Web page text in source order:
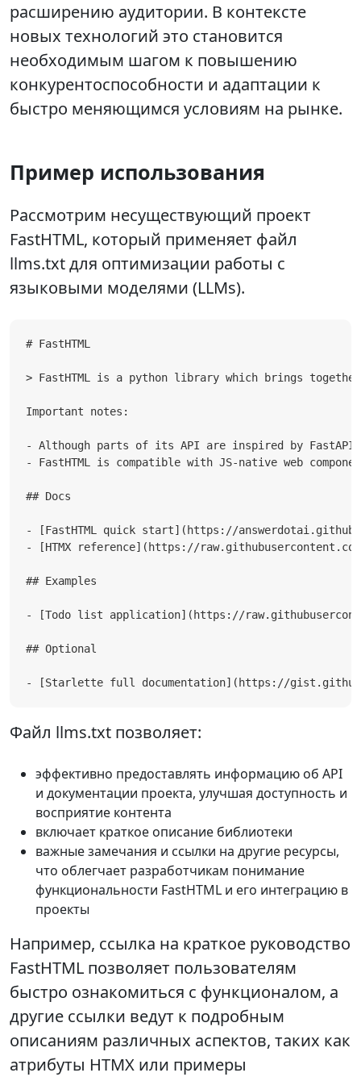
расширению аудитории. В контексте
новых технологий это становится
необходимым шагом к повышению
конкурентоспособности и адаптации к
быстро меняющимся условиям на рынке.
Пример использования
Рассмотрим несуществующий проект
FastHTML, который применяет файл
llms.txt для оптимизации работы с
языковыми моделями (LLMs).
# FastHTML
> FastHTML is a python library which brings
Important notes:
- Although parts of its API are inspired by
- FastHTML is compatible with JS-native web
## Docs
- [FastHTML quick start](https://
- [HTMX reference](https://
## Examples
- [Todo list application](https://
## Optional
- [Starlette full documentation](https://
Файл llms.txt позволяет:
эффективно предоставлять информацию об API
и документации проекта, улучшая доступность и
восприятие контента
включает краткое описание библиотеки
важные замечания и ссылки на другие ресурсы,
что облегчает разработчикам понимание
функциональности FastHTML и его интеграцию в
проекты
Например, ссылка на краткое руководство
FastHTML позволяет пользователям
быстро ознакомиться с функционалом, а
другие ссылки ведут к подробным
описаниям различных аспектов, таких как
атрибуты HTMX или примеры